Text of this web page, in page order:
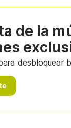
de la
desbloquear